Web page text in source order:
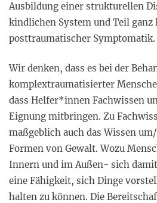
Ausbildung einer strukturellen
kindlichen System und Teil ganz
posttraumatischer Symptomatik.
Wir denken, dass es bei der
komplextraumatisierter
dass Helfer*innen Fachwissen
Eignung mitbringen. Zu
maßgeblich auch das Wissen
Formen von Gewalt. Wozu
Innern und im Außen- sich
eine Fähigkeit, sich Dinge
halten zu können. Die